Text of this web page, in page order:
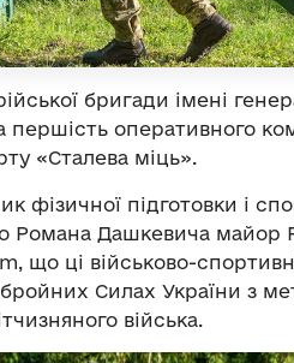
бригади імені
оперативного
«Сталева міць».
фізичної підготовки і
Романа Дашкевича майор
що ці військово-
Силах України з
війська.